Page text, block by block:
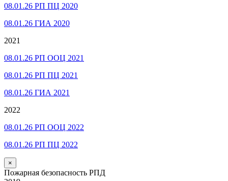
08.01.26 РП ПЦ 2020
08.01.26 ГИА 2020
2021
08.01.26 РП ООЦ 2021
08.01.26 РП ПЦ 2021
08.01.26 ГИА 2021
2022
08.01.26 РП ООЦ 2022
08.01.26 РП ПЦ 2022
×
Пожарная безопасность РПД